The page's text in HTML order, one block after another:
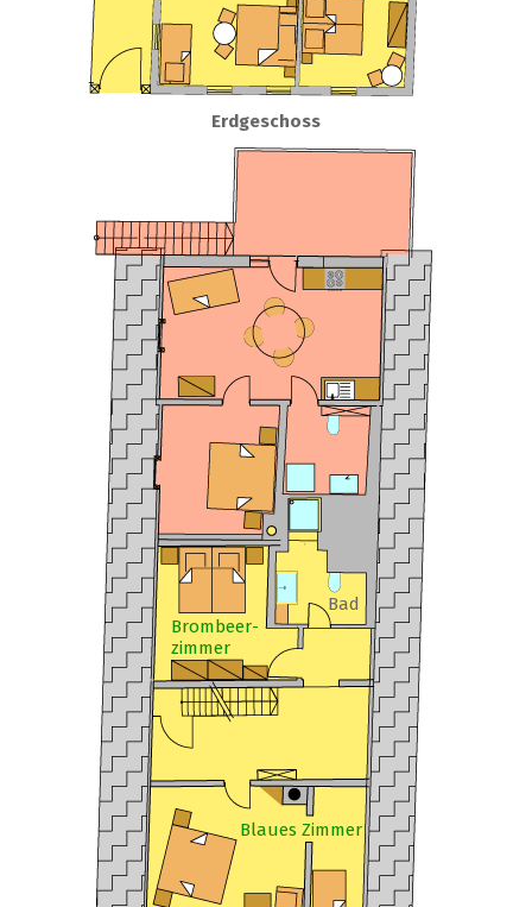
Erdgeschoss
Bad
Brombeer-
zimmer
Blaues Zimmer